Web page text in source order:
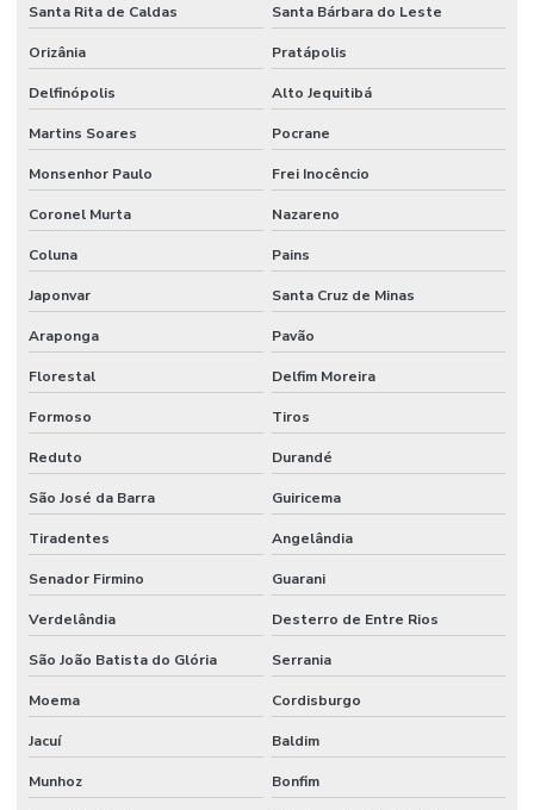
Santa Rita de Caldas Santa Bárbara do Leste
Orizânia Pratápolis
Delfinópolis Alto Jequitibá
Martins Soares Pocrane
Monsenhor Paulo Frei Inocêncio
Coronel Murta Nazareno
Coluna Pains
Japonvar Santa Cruz de Minas
Araponga Pavão
Florestal Delfim Moreira
Formoso Tiros
Reduto Durandé
São José da Barra Guiricema
Tiradentes Angelândia
Senador Firmino Guarani
Verdelândia Desterro de Entre Rios
São João Batista do Glória Serrania
Moema Cordisburgo
Jacuí Baldim
Munhoz Bonfim